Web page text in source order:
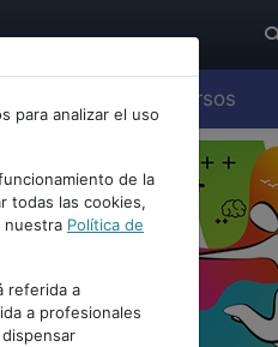
Cursos
para analizar el uso
de la
todas las cookies,
nuestra Política de
referida a
a profesionales